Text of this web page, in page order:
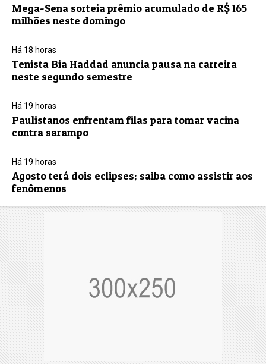
Mega-Sena sorteia prêmio acumulado de R$ 165
milhões neste domingo
Há 18 horas
Tenista Bia Haddad anuncia pausa na carreira
neste segundo semestre
Há 19 horas
Paulistanos enfrentam filas para tomar vacina
contra sarampo
Há 19 horas
Agosto terá dois eclipses; saiba como assistir aos
fenômenos